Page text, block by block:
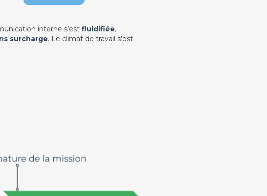
interne s’est fluidifiée,
surcharge. Le climat de travail s’est